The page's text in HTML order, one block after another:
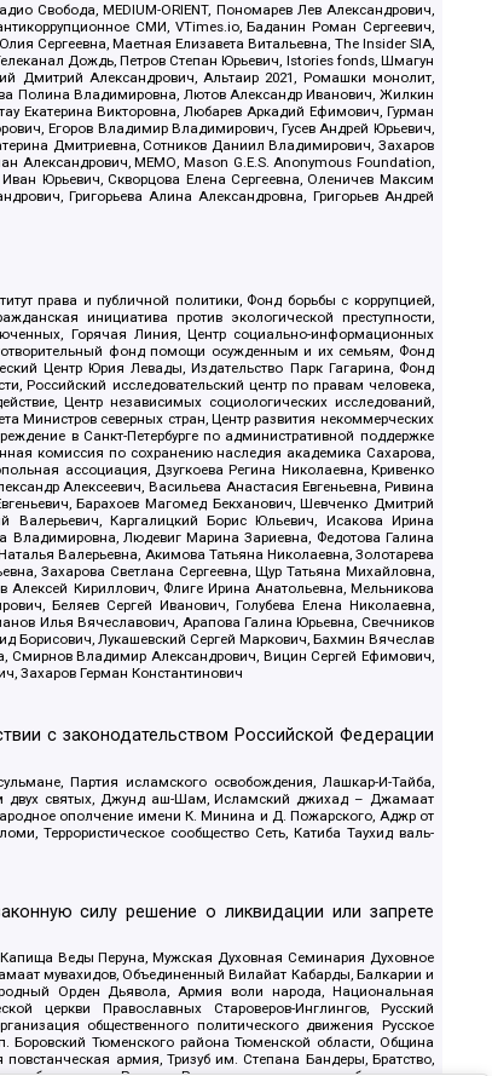
Свобода, MEDIUM-ORIENT, Пономарев Лев Александрович,
СМИ, VTimes.io, Баданин Роман Сергеевич,
Сергеевна, Маетная Елизавета Витальевна, The Insider SIA,
Дождь, Петров Степан Юрьевич, Istories fonds, Шмагун
Дмитрий Александрович, Альтаир 2021, Ромашки монолит,
Полина Владимировна, Лютов Александр Иванович, Жилкин
Екатерина Викторовна, Любарев Аркадий Ефимович, Гурман
Егоров Владимир Владимирович, Гусев Андрей Юрьевич,
Дмитриевна, Сотников Даниил Владимирович, Захаров
Александрович, МЕМО, Mason G.E.S. Anonymous Foundation,
Юрьевич, Скворцова Елена Сергеевна, Оленичев Максим
Григорьева Алина Александровна, Григорьев Андрей
права и публичной политики, Фонд борьбы с коррупцией,
инициатива против экологической преступности,
Горячая Линия, Центр социально-информационных
фонд помощи осужденным и их семьям, Фонд
Центр Юрия Левады, Издательство Парк Гагарина, Фонд
Российский исследовательский центр по правам человека,
Центр независимых социологических исследований,
северных стран, Центр развития некоммерческих
в Санкт-Петербурге по административной поддержке
комиссия по сохранению наследия академика Сахарова,
ассоциация, Дзугкоева Регина Николаевна, Кривенко
Алексеевич, Васильева Анастасия Евгеньевна, Ривина
Барахоев Магомед Бекханович, Шевченко Дмитрий
Валерьевич, Каргалицкий Борис Юльевич, Исакова Ирина
Владимировна, Людевиг Марина Зариевна, Федотова Галина
Валерьевна, Акимова Татьяна Николаевна, Золотарева
Захарова Светлана Сергеевна, Щур Татьяна Михайловна,
Кириллович, Флиге Ирина Анатольевна, Мельникова
Беляев Сергей Иванович, Голубева Елена Николаевна,
Илья Вячеславович, Арапова Галина Юрьевна, Свечников
Борисович, Лукашевский Сергей Маркович, Бахмин Вячеслав
Смирнов Владимир Александрович, Вицин Сергей Ефимович,
Захаров Герман Константинович
с законодательством Российской Федерации
Партия исламского освобождения, Лашкар-И-Тайба,
двух святых, Джунд аш-Шам, Исламский джихад – Джамаат
ополчение имени К. Минина и Д. Пожарского, Аджр от
Террористическое сообщество Сеть, Катиба Таухид валь-
силу решение о ликвидации или запрете
Веды Перуна, Мужская Духовная Семинария Духовное
мувахидов, Объединенный Вилайат Кабарды, Балкарии и
Орден Дьявола, Армия воли народа, Национальная
церкви Православных Староверов-Инглингов, Русский
общественного политического движения Русское
Боровский Тюменского района Тюменской области, Община
армия, Тризуб им. Степана Бандеры, Братство,